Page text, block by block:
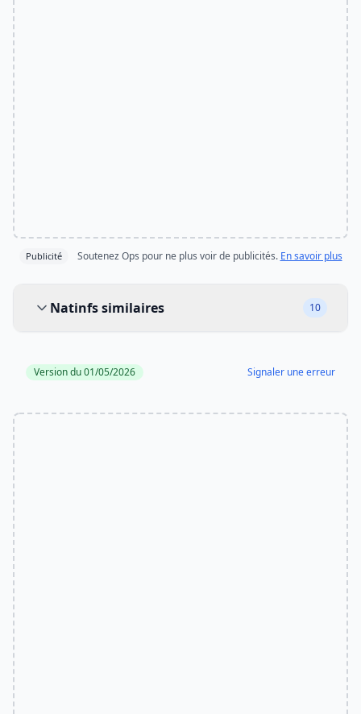
Publicité Soutenez Ops pour ne plus voir de publicités. En savoir plus
Natinfs similaires
10
Version du 01/05/2026 Signaler une erreur